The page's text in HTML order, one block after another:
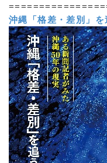
沖縄「格差・差別